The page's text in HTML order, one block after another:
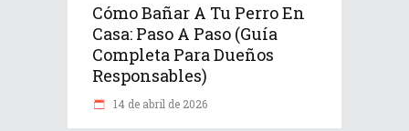
Cómo Bañar A Tu Perro En
Casa: Paso A Paso (Guía
Completa Para Dueños
Responsables)
14 de abril de 2026